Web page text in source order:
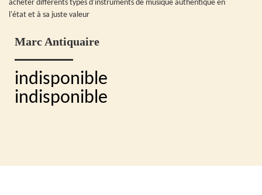
acheter différents types d'instruments de musique authentique en
l'état et à sa juste valeur
Marc Antiquaire
indisponible
indisponible